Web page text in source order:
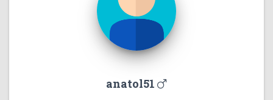
anatol51